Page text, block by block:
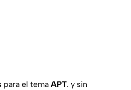
para el tema APT. y sin